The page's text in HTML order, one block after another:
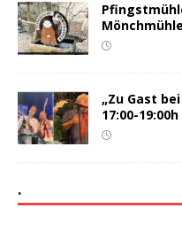
„Zu Gast
17:00-19:00h
.